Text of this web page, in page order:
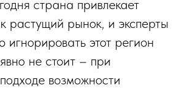
страна привлекает
растущий рынок, и эксперты
игнорировать этот регион
не стоит – при
возможности